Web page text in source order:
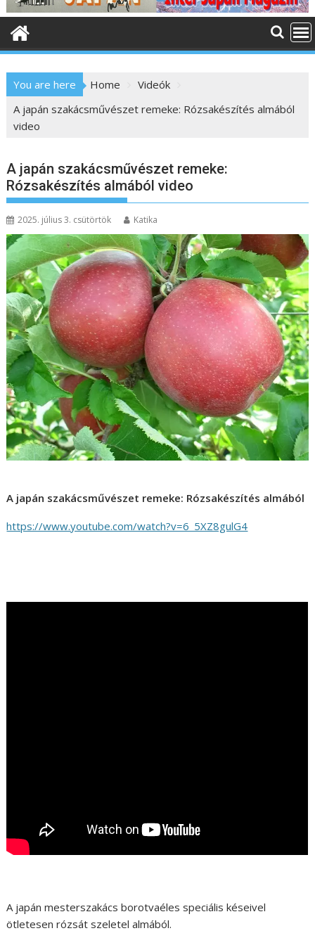
n
e
You are here Home
Videók
A japán szakácsművészet remeke: Rózsakészítés almából
video
A japán szakácsművészet remeke:
Rózsakészítés almából video
2025. július 3. csütörtök Katika
A japán szakácsművészet remeke: Rózsakészítés almából
https://www.youtube.com/watch?v=6_5XZ8gulG4
A japán mesterszakács borotvaéles speciális késeivel
ötletesen rózsát szeletel almából.